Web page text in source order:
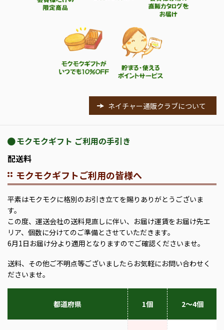
ネイチャー通販クラブについて
モクモクギフト ご利用の手引き
配送料
モクモクギフトご利用の皆様へ
平素はモクモクに格別のお引き立てを賜りありがとうございま
す。
この度、運送会社の送料見直しに伴い、お届け運賃をお届け先エ
リア、個数に分けてのご準備とさせていただきます。
6月1日お届け分より適用となりますのでご確認くださいませ。
送料、その他ご不明点等ございましたらお気軽にお問い合わせく
ださいませ。
都道府県 1個 2～4個